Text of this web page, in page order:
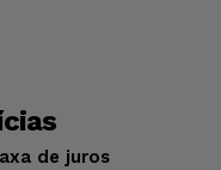
de juros